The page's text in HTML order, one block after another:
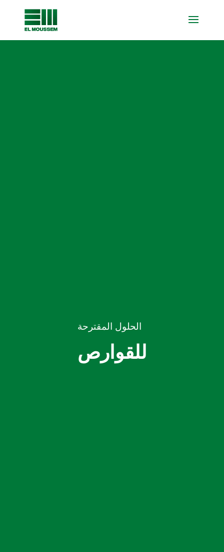
الحلول المقترحة
للقوارص